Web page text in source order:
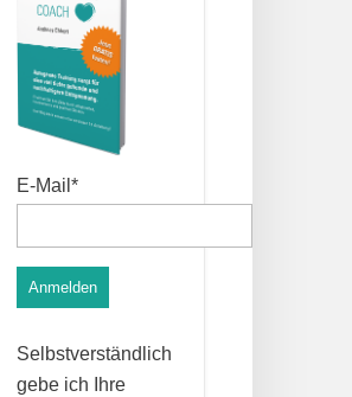
E-Mail*
Anmelden
Selbstverständlich
gebe ich Ihre